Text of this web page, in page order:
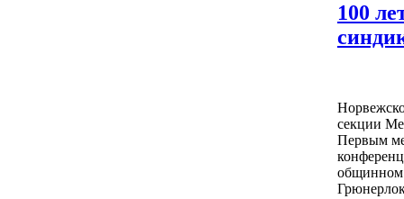
100
секции
Первым
общинном